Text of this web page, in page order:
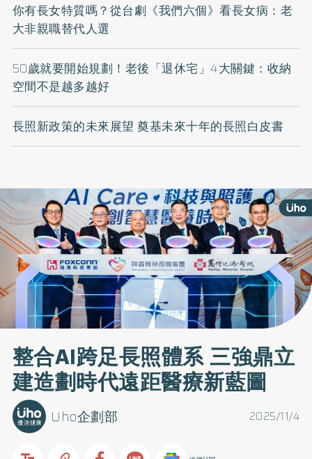
你有長女特質嗎？從台劇《我們六個》看長女病：老
大非親職替代人選
50歲就要開始規劃！老後「退休宅」4大關鍵：收納
空間不是越多越好
長照新政策的未來展望 奠基未來十年的長照白皮書
整合AI跨足長照體系 三強鼎立
建造劃時代遠距醫療新藍圖
2025/11/4
Uho企劃部